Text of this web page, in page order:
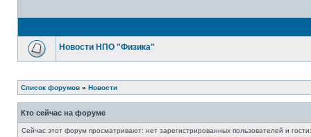
Новости НПО "Физика"
Список форумов » Новости
Кто сейчас на форуме
Сейчас этот форум просматривают: нет зарегистрированных пользователей и